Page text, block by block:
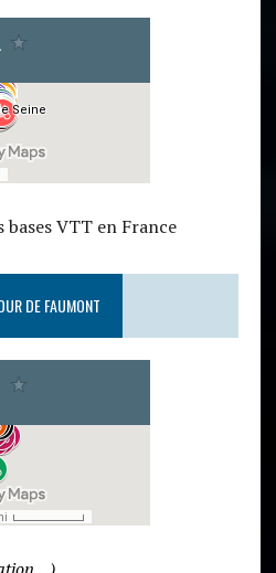
VTT en France
DE FAUMONT